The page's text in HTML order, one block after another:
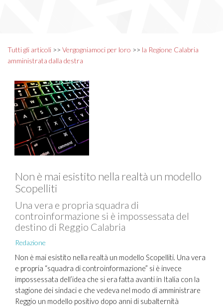
Tutti gli articoli >> Vergogniamoci per loro >> la Regione Calabria
amministrata dalla destra
Non è mai esistito nella realtà un modello
Scopelliti
Una vera e propria squadra di
controinformazione si è impossessata del
destino di Reggio Calabria
Redazione
Non è mai esistito nella realtà un modello Scopelliti. Una vera
e propria “squadra di controinformazione” si è invece
impossessata dell’idea che si era fatta avanti in Italia con la
stagione dei sindaci e che vedeva nel modo di amministrare
Reggio un modello positivo dopo anni di subalternità